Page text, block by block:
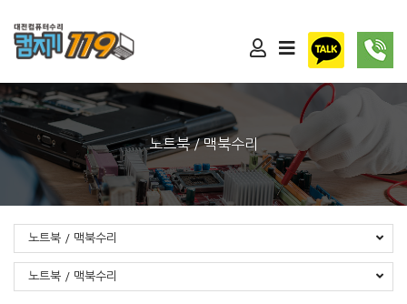
노트북 / 맥북수리
노트북 / 맥북수리
노트북 / 맥북수리